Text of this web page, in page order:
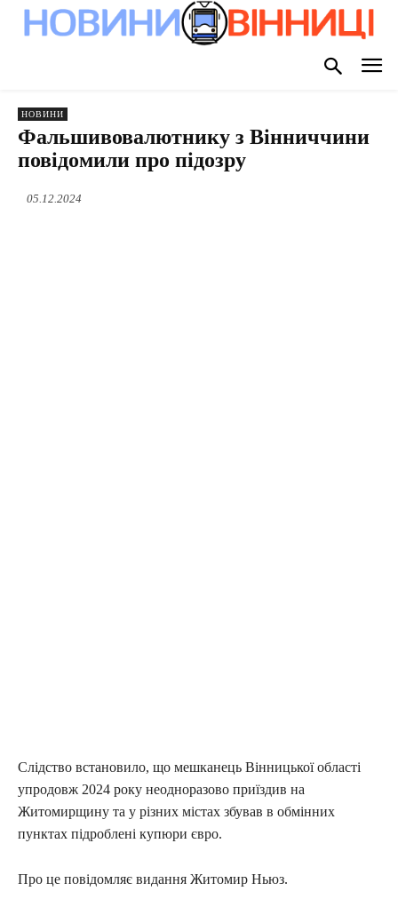
НОВИНИ
Фальшивовалютнику з Вінниччини
повідомили про підозру
05.12.2024
Слідство встановило, що мешканець Вінницької області
упродовж 2024 року неодноразово приїздив на
Житомирщину та у різних містах збував в обмінних
пунктах підроблені купюри євро.
Про це повідомляє видання Житомир Ньюз.